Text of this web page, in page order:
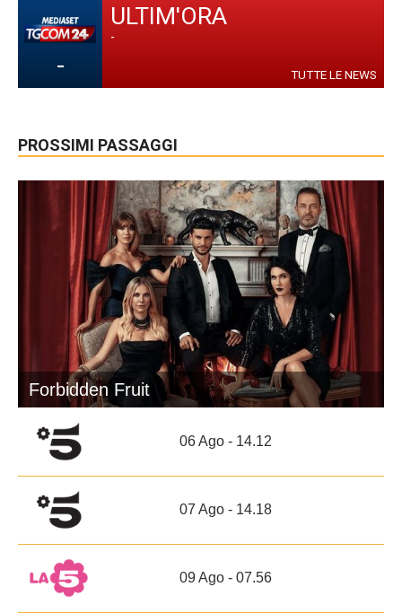
-
ULTIM'ORA
-
TUTTE LE NEWS
PROSSIMI PASSAGGI
Forbidden Fruit
06 Ago - 14.12
07 Ago - 14.18
09 Ago - 07.56